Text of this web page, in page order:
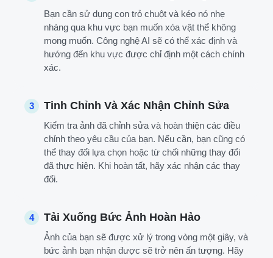
Bạn cần sử dụng con trỏ chuột và kéo nó nhẹ
nhàng qua khu vực bạn muốn xóa vật thể không
mong muốn. Công nghệ AI sẽ có thể xác định và
hướng đến khu vực được chỉ định một cách chính
xác.
3 Tinh Chỉnh Và Xác Nhận Chỉnh Sửa
Kiểm tra ảnh đã chỉnh sửa và hoàn thiện các điều
chỉnh theo yêu cầu của bạn. Nếu cần, bạn cũng có
thể thay đổi lựa chọn hoặc từ chối những thay đổi
đã thực hiện. Khi hoàn tất, hãy xác nhận các thay
đổi.
4 Tải Xuống Bức Ảnh Hoàn Hảo
Ảnh của bạn sẽ được xử lý trong vòng một giây, và
bức ảnh bạn nhận được sẽ trở nên ấn tượng. Hãy